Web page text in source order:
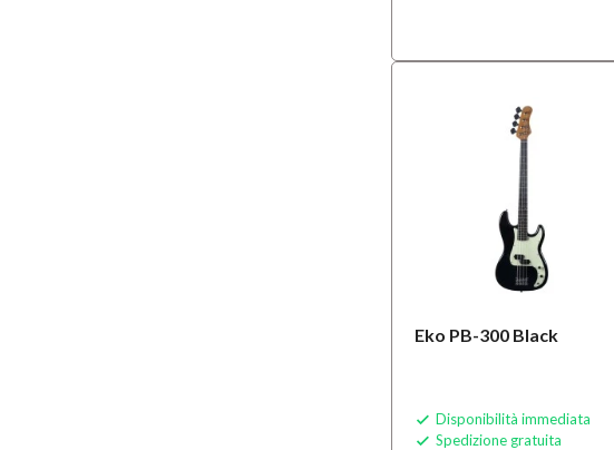
Eko PB-300 Black
 Disponibilità immediata
 Spedizione gratuita